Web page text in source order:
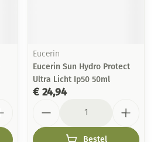
Eucerin
Eucerin Sun Hydro Protect
Ultra Licht Ip50 50ml
€ 24,94
Bestel